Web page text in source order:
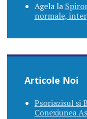
Agelala
normale,
Articole Noi
Psoriazisul si
Conexiunea